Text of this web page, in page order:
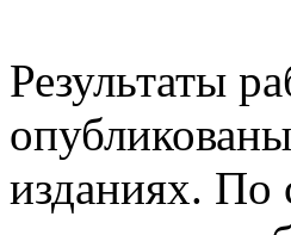
Результаты
изданиях. По